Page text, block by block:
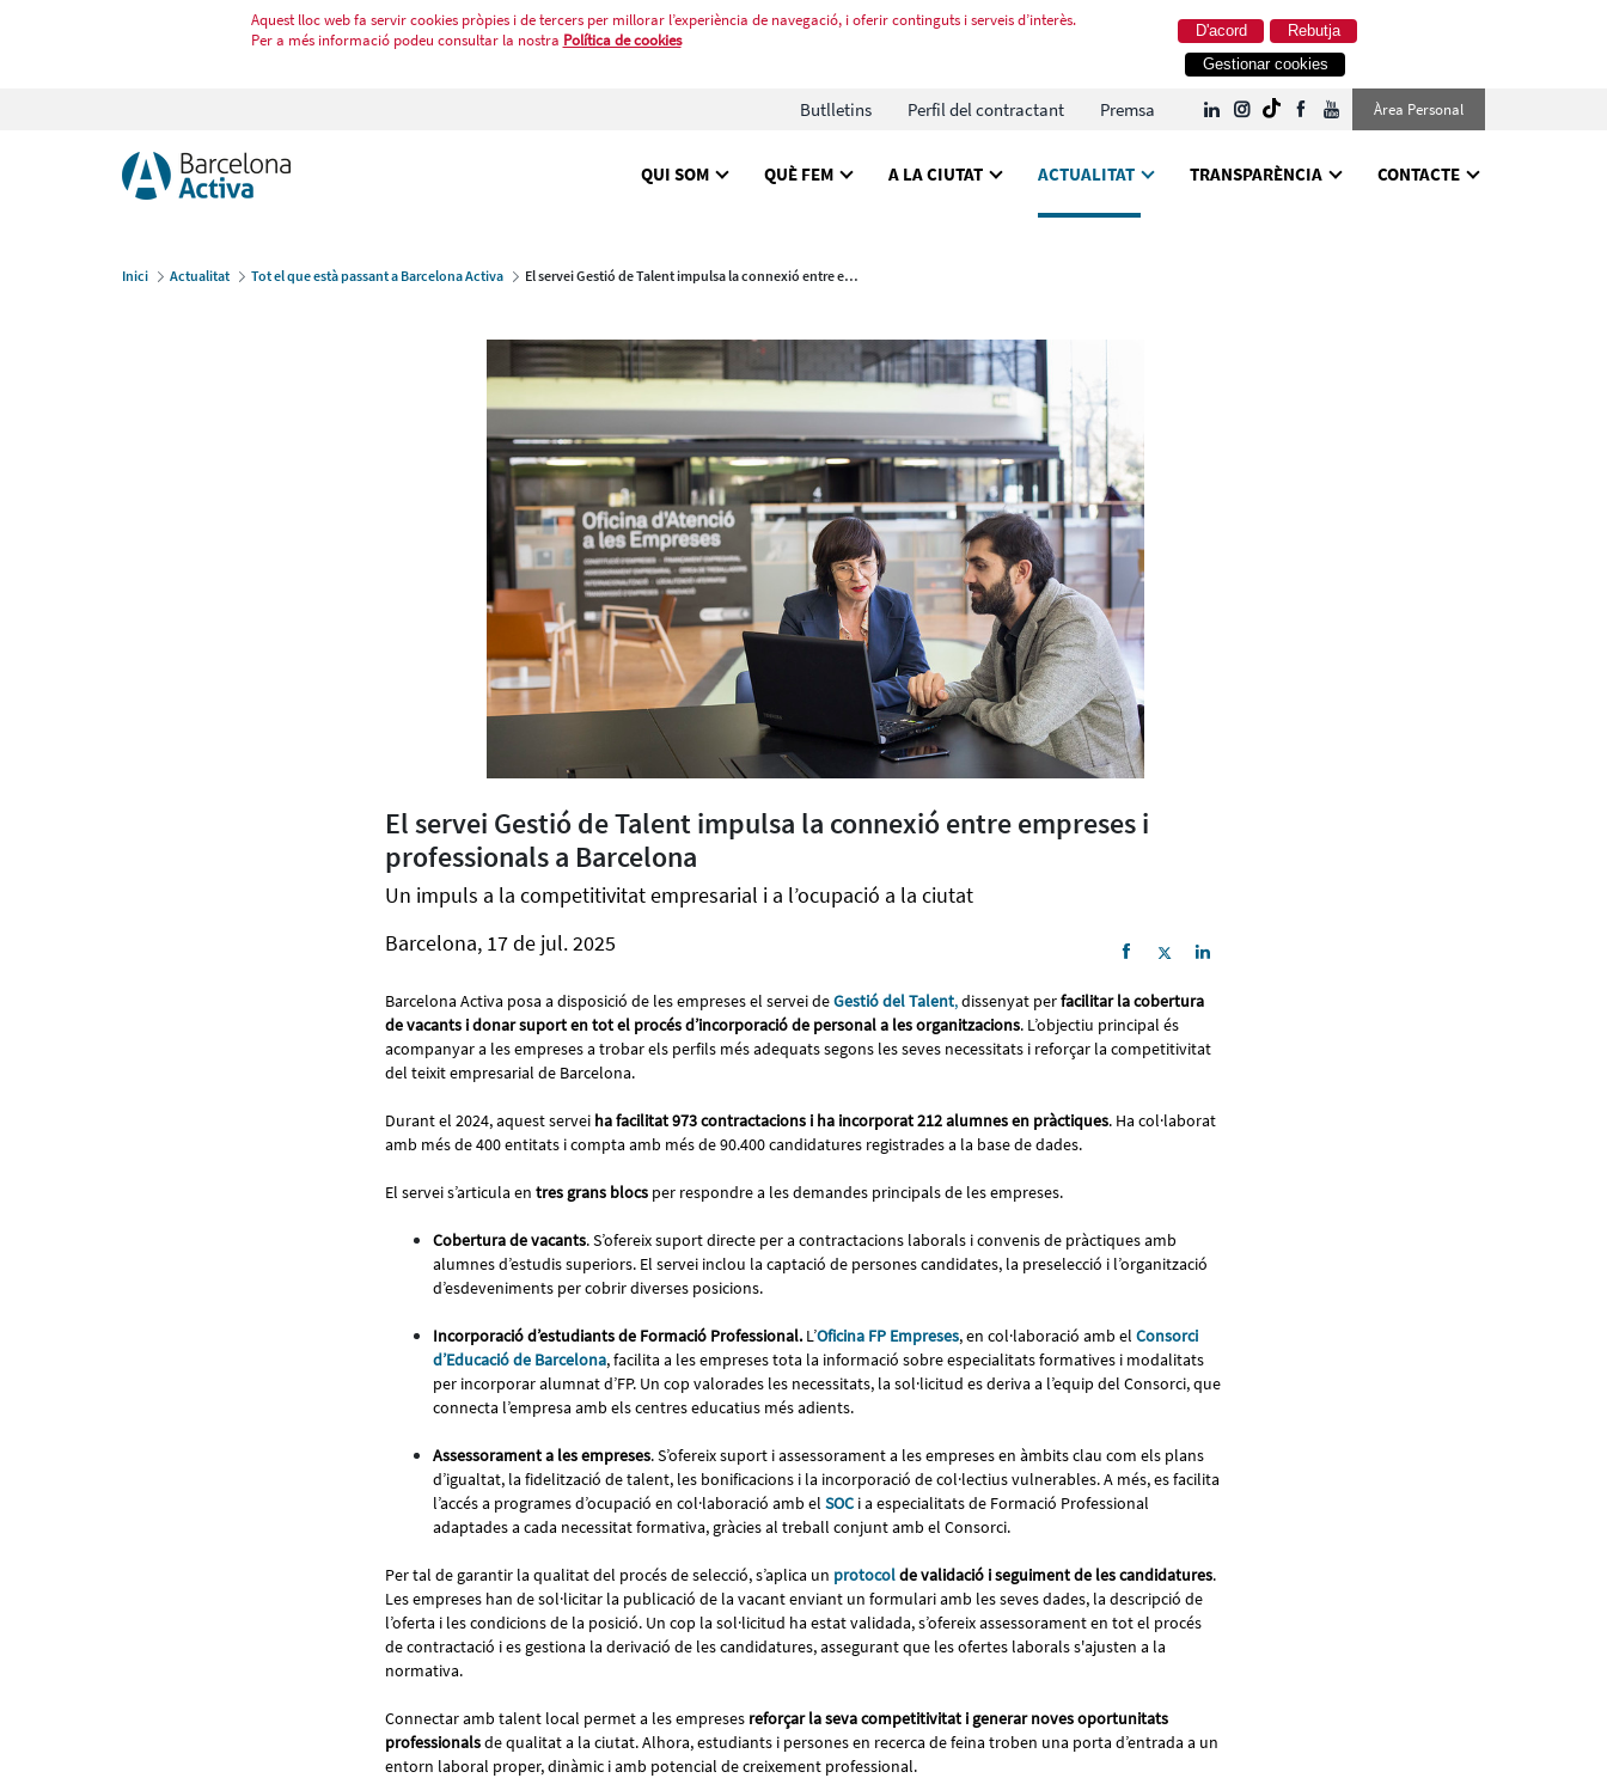
Aquest lloc web fa servir cookies pròpies i de tercers per millorar l’experiència de navegació, i oferir continguts i serveis d’interès.
Per a més informació podeu consultar la nostra Política de cookies Rebutja
D'acord
Gestionar cookies
Butlletins Perfil del contractant Premsa Àrea Personal
QUI SOM QUÈ FEM A LA CIUTAT ACTUALITAT TRANSPARÈNCIA CONTACTE
Inici Actualitat Tot el que està passant a Barcelona Activa El servei Gestió de Talent impulsa la connexió entre empreses i professionals a Barcelona
El servei Gestió de Talent impulsa la connexió entre empreses i
professionals a Barcelona
Un impuls a la competitivitat empresarial i a l’ocupació a la ciutat
Barcelona, 17 de jul. 2025
Barcelona Activa posa a disposició de les empreses el servei deGestió del Talent,dissenyat perfacilitar la cobertura
de vacants i donar suport en tot el procés d’incorporació de personal a les organitzacions. L’objectiu principal és
acompanyar a les empreses a trobar els perfils més adequats segons les seves necessitats i reforçar la competitivitat
del teixit empresarial de Barcelona.
Durant el 2024, aquest servei ha facilitat 973 contractacions i ha incorporat 212 alumnes en pràctiques. Ha col·laborat
amb més de 400 entitats i compta amb més de 90.400 candidatures registrades a la base de dades.
El servei s’articula en tres grans blocs per respondre a les demandes principals de les empreses.
Cobertura de vacants. S’ofereix suport directe per a contractacions laborals i convenis de pràctiques amb
alumnes d’estudis superiors. El servei inclou la captació de persones candidates, la preselecció i l’organització
d’esdeveniments per cobrir diverses posicions.
Incorporació d’estudiants de Formació Professional. L’Oficina FP Empreses, en col·laboració amb el Consorci
d’Educació de Barcelona, facilita a les empreses tota la informació sobre especialitats formatives i modalitats
per incorporar alumnat d’FP. Un cop valorades les necessitats, la sol·licitud es deriva a l’equip del Consorci, que
connecta l’empresa amb els centres educatius més adients.
Assessorament a les empreses. S’ofereix suport i assessorament a les empreses en àmbits clau com els plans
d’igualtat, la fidelització de talent, les bonificacions i la incorporació de col·lectius vulnerables. A més, es facilita
l’accés a programes d’ocupació en col·laboració amb el SOC i a especialitats de Formació Professional
adaptades a cada necessitat formativa, gràcies al treball conjunt amb el Consorci.
Per tal de garantir la qualitat del procés de selecció, s’aplica un protocolde validació i seguiment de les candidatures.
Les empreses han de sol·licitar la publicació de la vacant enviant un formulari amb les seves dades, la descripció de
l’oferta i les condicions de la posició. Un cop la sol·licitud ha estat validada, s’ofereix assessorament en tot el procés
de contractació i es gestiona la derivació de les candidatures, assegurant que les ofertes laborals s'ajusten a la
normativa.
Connectar amb talent local permet a les empreses reforçar la seva competitivitat i generar noves oportunitats
professionalsde qualitat a la ciutat. Alhora, estudiants i persones en recerca de feina troben una porta d’entrada a un
entorn laboral proper, dinàmic i amb potencial de creixement professional.